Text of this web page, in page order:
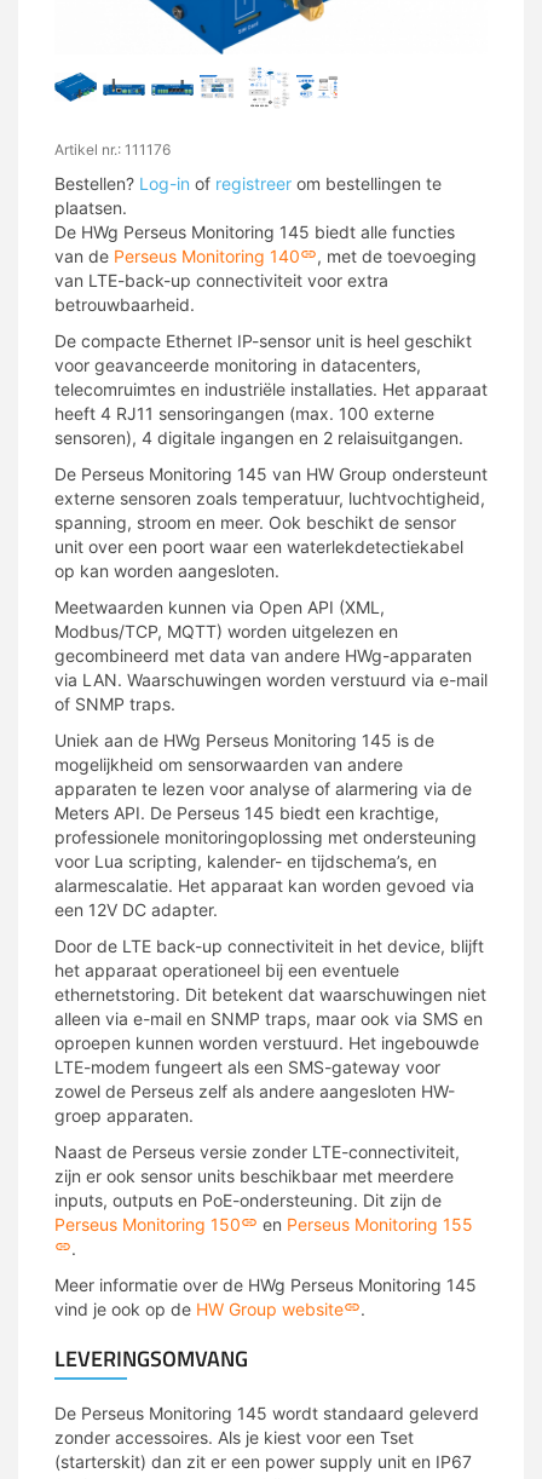
Artikel nr.: 111176
Bestellen? Log-in of registreer om bestellingen te
plaatsen.
De HWg Perseus Monitoring 145 biedt alle functies
van de Perseus Monitoring 140
, met de toevoeging
van LTE-back-up connectiviteit voor extra
betrouwbaarheid.
De compacte Ethernet IP-sensor unit is heel geschikt
voor geavanceerde monitoring in datacenters,
telecomruimtes en industriële installaties. Het apparaat
heeft 4 RJ11 sensoringangen (max. 100 externe
sensoren), 4 digitale ingangen en 2 relaisuitgangen.
De Perseus Monitoring 145 van HW Group ondersteunt
externe sensoren zoals temperatuur, luchtvochtigheid,
spanning, stroom en meer. Ook beschikt de sensor
unit over een poort waar een waterlekdetectiekabel
op kan worden aangesloten.
Meetwaarden kunnen via Open API (XML,
Modbus/TCP, MQTT) worden uitgelezen en
gecombineerd met data van andere HWg-apparaten
via LAN. Waarschuwingen worden verstuurd via e-mail
of SNMP traps.
Uniek aan de HWg Perseus Monitoring 145 is de
mogelijkheid om sensorwaarden van andere
apparaten te lezen voor analyse of alarmering via de
Meters API. De Perseus 145 biedt een krachtige,
professionele monitoringoplossing met ondersteuning
voor Lua scripting, kalender- en tijdschema’s, en
alarmescalatie. Het apparaat kan worden gevoed via
een 12V DC adapter​.
Door de LTE back-up connectiviteit in het device, blijft
het apparaat operationeel bij een eventuele
ethernetstoring. Dit betekent dat waarschuwingen niet
alleen via e-mail en SNMP traps, maar ook via SMS en
oproepen kunnen worden verstuurd. Het ingebouwde
LTE-modem fungeert als een SMS-gateway voor
zowel de Perseus zelf als andere aangesloten HW-
groep apparaten.
Naast de Perseus versie zonder LTE-connectiviteit,
zijn er ook sensor units beschikbaar met meerdere
inputs, outputs en PoE-ondersteuning. Dit zijn de
Perseus Monitoring 150
en Perseus Monitoring 155
.
Meer informatie over de HWg Perseus Monitoring 145
vind je ook op de HW Group website .
LEVERINGSOMVANG
De Perseus Monitoring 145 wordt standaard geleverd
zonder accessoires. Als je kiest voor een Tset
(starterskit) dan zit er een power supply unit en IP67